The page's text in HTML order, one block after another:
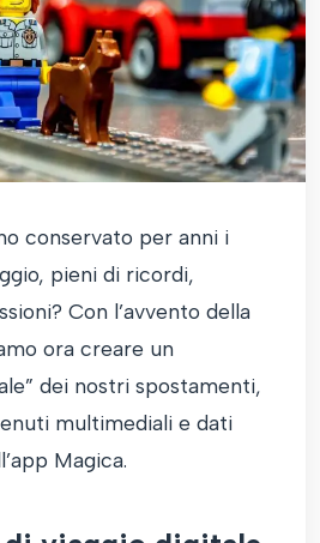
conservato per anni i
pieni di ricordi,
Con l’avvento della
ora creare un
dei nostri spostamenti,
multimediali e dati
Magica.